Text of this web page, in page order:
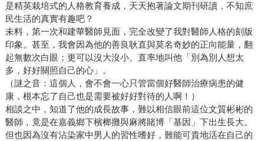
是精英栽培式的人格教育養成，天天抱著論文期刊研讀，不知庶
民生活的真實有趣吧？
未料，第一次和建華醫師見面，完全改變了我對醫師人格的刻版
印象。甚至，我會因為他的善良耿直與莫名奇妙的正向能量，翻
起無數次白眼；更可以沒大沒小、直率地叫他「別為別人想太
多，好好關照自己的心」。
（謎之音：這個人，會不會一心只管當個好醫師治療病患的健
康，根本忘了自己也是需要被好好對待的人啊！）
相談之中，知道了他的成長故事，難以相信眼前這位文質彬彬的
醫師，竟是在嘉義鄉下檳榔攤與麻將賭博「基因」下出生長大。
但也因為沒有沾染家中男人的習性嗜好，難能可貴地活在自己的